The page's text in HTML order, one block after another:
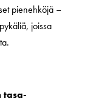
pienehköjä –
joissa
tasa-